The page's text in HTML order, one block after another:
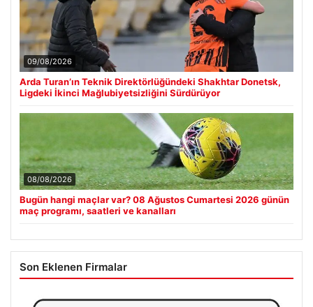
09/08/2026
Arda Turan’ın Teknik Direktörlüğündeki Shakhtar Donetsk,
Ligdeki İkinci Mağlubiyetsizliğini Sürdürüyor
08/08/2026
Bugün hangi maçlar var? 08 Ağustos Cumartesi 2026 günün
maç programı, saatleri ve kanalları
Son Eklenen Firmalar